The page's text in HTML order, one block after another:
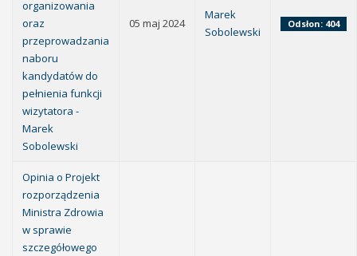
organizowania
oraz
przeprowadzania
naboru
kandydatów do
pełnienia funkcji
wizytatora -
Marek
Sobolewski
05 maj 2024
Marek
Sobolewski
Odsłon: 404
Opinia o Projekt
rozporządzenia
Ministra Zdrowia
w sprawie
szczegółowego